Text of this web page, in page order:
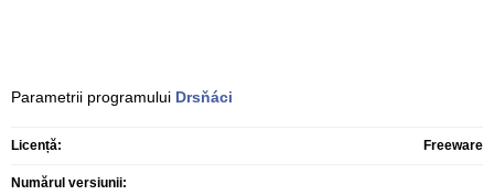
Parametrii programului Drsňáci
Licență: Freeware
Numărul versiunii: